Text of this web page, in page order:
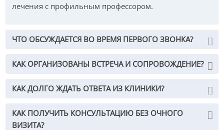
лечения с профильным профессором.
ЧТО ОБСУЖДАЕТСЯ ВО ВРЕМЯ ПЕРВОГО ЗВОНКА?
КАК ОРГАНИЗОВАНЫ ВСТРЕЧА И СОПРОВОЖДЕНИЕ?
КАК ДОЛГО ЖДАТЬ ОТВЕТА ИЗ КЛИНИКИ?
КАК ПОЛУЧИТЬ КОНСУЛЬТАЦИЮ БЕЗ ОЧНОГО
ВИЗИТА?